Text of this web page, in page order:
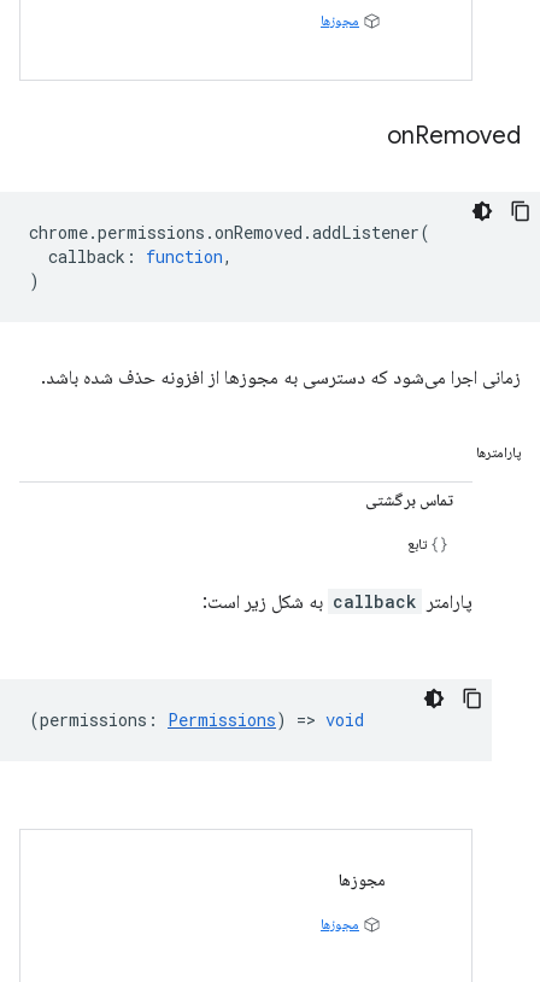
مجوزها
onRemoved
chrome.permissions .onRemoved .addListener(
callback : function,
)
زمانی اجرا می‌شود که دسترسی به مجوزها از افزونه حذف شده باشد.
پارامترها
تماس برگشتی
تابع
پارامتر callback به شکل زیر است:
(permissions : Permissions) => void
مجوزها
مجوزها